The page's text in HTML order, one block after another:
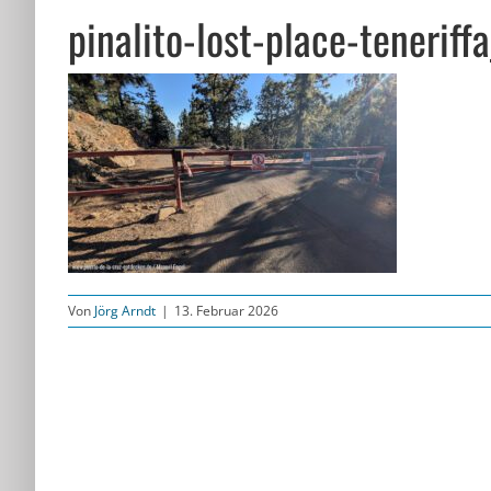
pinalito-lost-place-
Von Jörg Arndt | 13. Februar 2026